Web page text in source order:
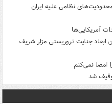
محدودیت‌های نظامی علیه ایران
آمریکایی‌ها
ابعاد جنایت تروریستی مزار شریف
امضا نمی‌کنم